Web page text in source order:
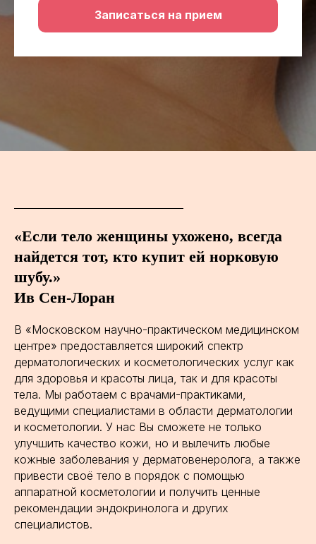
Записаться на прием
«Если тело женщины ухожено, всегда
найдется тот, кто купит ей норковую
шубу.»
Ив Сен-Лоран
В «Московском научно-практическом медицинском
центре» предоставляется широкий спектр
дерматологических и косметологических услуг как
для здоровья и красоты лица, так и для красоты
тела. Мы работаем с врачами-практиками,
ведущими специалистами в области дерматологии
и косметологии. У нас Вы сможете не только
улучшить качество кожи, но и вылечить любые
кожные заболевания у дерматовенеролога, а также
привести своё тело в порядок с помощью
аппаратной косметологии и получить ценные
рекомендации эндокринолога и других
специалистов.